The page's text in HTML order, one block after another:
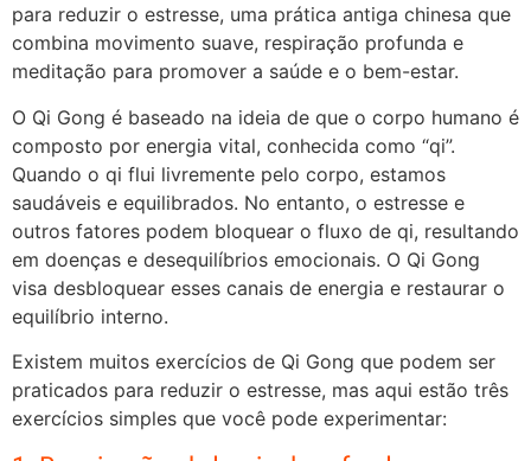
para reduzir o estresse, uma prática antiga chinesa que
combina movimento suave, respiração profunda e
meditação para promover a saúde e o bem-estar.
O Qi Gong é baseado na ideia de que o corpo humano é
composto por energia vital, conhecida como “qi”.
Quando o qi flui livremente pelo corpo, estamos
saudáveis e equilibrados. No entanto, o estresse e
outros fatores podem bloquear o fluxo de qi, resultando
em doenças e desequilíbrios emocionais. O Qi Gong
visa desbloquear esses canais de energia e restaurar o
equilíbrio interno.
Existem muitos exercícios de Qi Gong que podem ser
praticados para reduzir o estresse, mas aqui estão três
exercícios simples que você pode experimentar: